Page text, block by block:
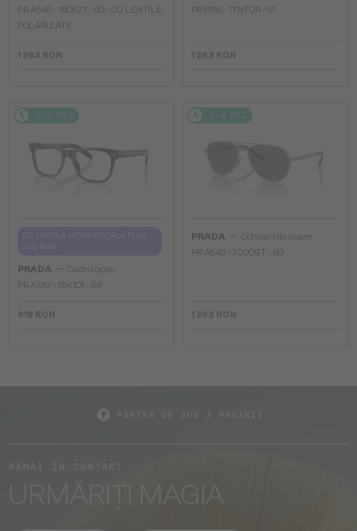
PR A54S - 1BO5Z1 - 60 - CU LENTILE
POLARIZATE
1 263 RON
PR B15S - 17N70R - 51
1 263 RON
2-4 ZILE
PRADA
Cadru optic
PR A13V - 16K1O1 - 54
918 RON
2-4 ZILE
PRADA
Ochelari de soare
PR A54S - 7CQ09T - 60
1 263 RON
URMĂRIȚI MAGIA